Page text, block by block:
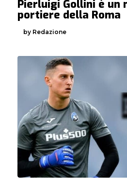
Pierluigi Gollini è un
portiere della Roma
by Redazione